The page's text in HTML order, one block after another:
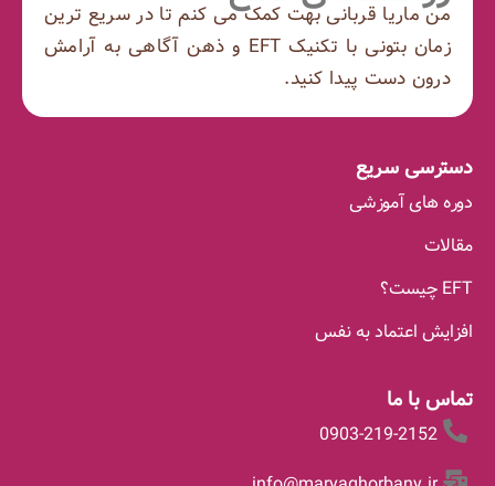
من ماریا قربانی بهت کمک می کنم تا در سریع ترین
زمان بتونی با تکنیک EFT و ذهن آگاهی به آرامش
درون دست پیدا کنید.
دسترسی سریع
دوره های آموزشی
مقالات
EFT چیست؟
افزایش اعتماد به نفس
تماس با ما
0903-219-2152